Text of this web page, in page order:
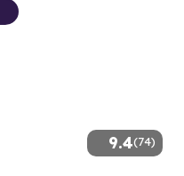
9.4(74)